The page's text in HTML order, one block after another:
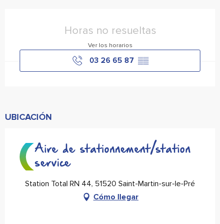
Horas no resueltas
Ver los horarios
03 26 65 87 ▒▒
UBICACIÓN
Aire de stationnement/station
service
Station Total RN 44, 51520 Saint-Martin-sur-le-Pré
Cómo llegar